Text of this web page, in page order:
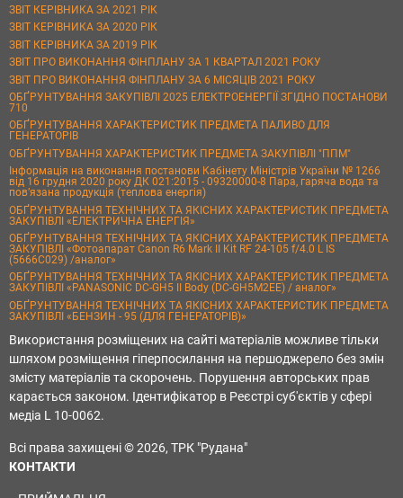
ЗВІТ КЕРІВНИКА ЗА 2021 РІК
ЗВІТ КЕРІВНИКА ЗА 2020 РІК
ЗВІТ КЕРІВНИКА ЗА 2019 РІК
ЗВІТ ПРО ВИКОНАННЯ ФІНПЛАНУ ЗА 1 КВАРТАЛ 2021 РОКУ
ЗВІТ ПРО ВИКОНАННЯ ФІНПЛАНУ ЗА 6 МІСЯЦІВ 2021 РОКУ
ОБҐРУНТУВАННЯ ЗАКУПІВЛІ 2025 ЕЛЕКТРОЕНЕРГІЇ ЗГІДНО ПОСТАНОВИ
710
ОБҐРУНТУВАННЯ ХАРАКТЕРИСТИК ПРЕДМЕТА ПАЛИВО ДЛЯ
ГЕНЕРАТОРІВ
ОБҐРУНТУВАННЯ ХАРАКТЕРИСТИК ПРЕДМЕТА ЗАКУПІВЛІ "ППМ"
Інформація на виконання постанови Кабінету Міністрів України № 1266
від 16 грудня 2020 року ДК 021:2015 - 09320000-8 Пара, гаряча вода та
пов’язана продукція (теплова енергія)
ОБҐРУНТУВАННЯ ТЕХНІЧНИХ ТА ЯКІСНИХ ХАРАКТЕРИСТИК ПРЕДМЕТА
ЗАКУПІВЛІ «ЕЛЕКТРИЧНА ЕНЕРГІЯ»
ОБҐРУНТУВАННЯ ТЕХНІЧНИХ ТА ЯКІСНИХ ХАРАКТЕРИСТИК ПРЕДМЕТА
ЗАКУПІВЛІ «Фотоапарат Canon R6 Mark II Kit RF 24-105 f/4.0 L IS
(5666C029) /аналог»
ОБҐРУНТУВАННЯ ТЕХНІЧНИХ ТА ЯКІСНИХ ХАРАКТЕРИСТИК ПРЕДМЕТА
ЗАКУПІВЛІ «PANASONIC DC-GH5 II Body (DC-GH5M2EE) / аналог»
ОБҐРУНТУВАННЯ ТЕХНІЧНИХ ТА ЯКІСНИХ ХАРАКТЕРИСТИК ПРЕДМЕТА
ЗАКУПІВЛІ «БЕНЗИН - 95 (ДЛЯ ГЕНЕРАТОРІВ)»
Використання розміщених на сайті матеріалів можливе тільки
шляхом розміщення гіперпосилання на першоджерело без змін
змісту матеріалів та скорочень. Порушення авторських прав
карається законом. Ідентифікатор в Реєстрі суб'єктів у сфері
медіа L 10-0062.
Всі права захищені © 2026, ТРК "Рудана"
КОНТАКТИ